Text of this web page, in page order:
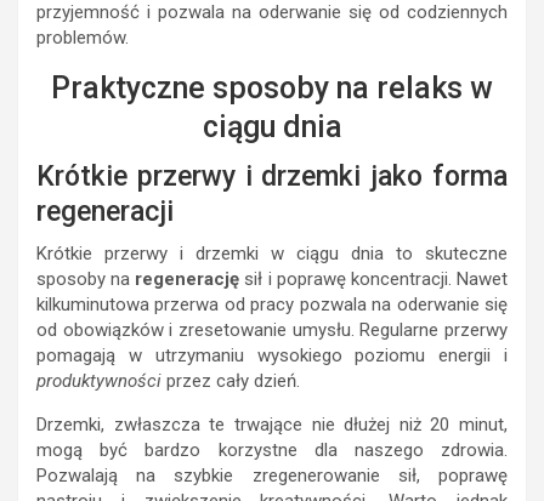
przyjemność i pozwala na oderwanie się od codziennych
problemów.
Praktyczne sposoby na relaks w
ciągu dnia
Krótkie przerwy i drzemki jako forma
regeneracji
Krótkie przerwy i drzemki w ciągu dnia to skuteczne
sposoby na regenerację sił i poprawę koncentracji. Nawet
kilkuminutowa przerwa od pracy pozwala na oderwanie się
od obowiązków i zresetowanie umysłu. Regularne przerwy
pomagają w utrzymaniu wysokiego poziomu energii i
produktywności przez cały dzień.
Drzemki, zwłaszcza te trwające nie dłużej niż 20 minut,
mogą być bardzo korzystne dla naszego zdrowia.
Pozwalają na szybkie zregenerowanie sił, poprawę